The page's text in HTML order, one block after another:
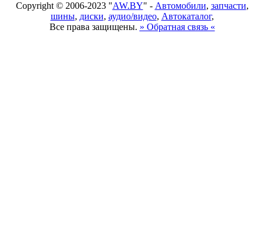
Copyright © 2006-2023 "AW.BY" - Автомобили, запчасти,
шины, диски, аудио/видео, Автокаталог,
Все права защищены. » Обратная связь «